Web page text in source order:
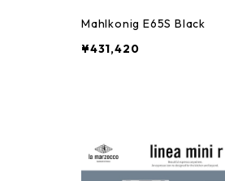
Mahlkonig E65S Black
¥431,420